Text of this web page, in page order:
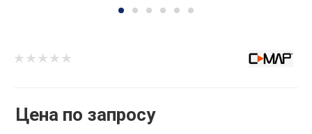
Цена по запросу